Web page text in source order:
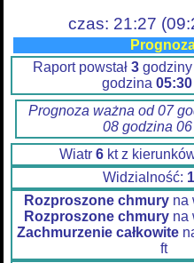
czas: 21:27
Raport powstał 3 godziny
godzina 05:30
Prognoza ważna od 07
08 godzina
Wiatr 6 kt z
Widzialność:
Rozproszone chmury na
Rozproszone chmury na
Zachmurzenie całkowite
ft